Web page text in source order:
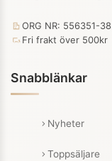
ORG NR: 556351-
Fri frakt över 500kr
Snabblänkar
Nyheter
Toppsäljare